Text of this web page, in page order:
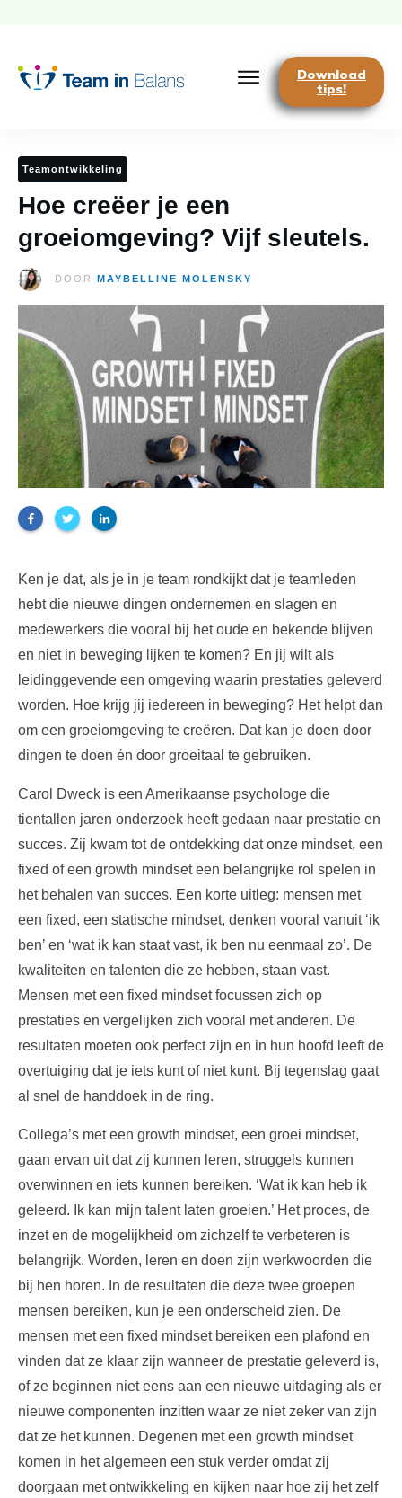
Download
tips!
Teamontwikkeling
Hoe creëer je een
groeiomgeving? Vijf sleutels.
DOOR MAYBELLINE MOLENSKY
Ken je dat, als je in je team rondkijkt dat je teamleden
hebt die nieuwe dingen ondernemen en slagen en
medewerkers die vooral bij het oude en bekende blijven
en niet in beweging lijken te komen? En jij wilt als
leidinggevende een omgeving waarin prestaties geleverd
worden. Hoe krijg jij iedereen in beweging? Het helpt dan
om een groeiomgeving te creëren. Dat kan je doen door
dingen te doen én door groeitaal te gebruiken.
Carol Dweck is een Amerikaanse psychologe die
tientallen jaren onderzoek heeft gedaan naar prestatie en
succes. Zij kwam tot de ontdekking dat onze mindset, een
fixed of een growth mindset een belangrijke rol spelen in
het behalen van succes. Een korte uitleg: mensen met
een fixed, een statische mindset, denken vooral vanuit ‘ik
ben’ en ‘wat ik kan staat vast, ik ben nu eenmaal zo’. De
kwaliteiten en talenten die ze hebben, staan vast.
Mensen met een fixed mindset focussen zich op
prestaties en vergelijken zich vooral met anderen. De
resultaten moeten ook perfect zijn en in hun hoofd leeft de
overtuiging dat je iets kunt of niet kunt. Bij tegenslag gaat
al snel de handdoek in de ring.
Collega’s met een growth mindset, een groei mindset,
gaan ervan uit dat zij kunnen leren, struggels kunnen
overwinnen en iets kunnen bereiken. ‘Wat ik kan heb ik
geleerd. Ik kan mijn talent laten groeien.’ Het proces, de
inzet en de mogelijkheid om zichzelf te verbeteren is
belangrijk. Worden, leren en doen zijn werkwoorden die
bij hen horen. In de resultaten die deze twee groepen
mensen bereiken, kun je een onderscheid zien. De
mensen met een fixed mindset bereiken een plafond en
vinden dat ze klaar zijn wanneer de prestatie geleverd is,
of ze beginnen niet eens aan een nieuwe uitdaging als er
nieuwe componenten inzitten waar ze niet zeker van zijn
dat ze het kunnen. Degenen met een growth mindset
komen in het algemeen een stuk verder omdat zij
doorgaan met ontwikkeling en kijken naar hoe zij het zelf